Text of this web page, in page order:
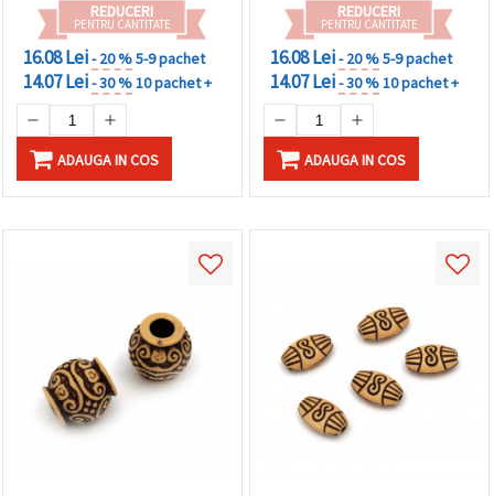
REDUCERI
PENTRU CANTITATE
16.08 Lei- 20 %5-9 pachet
14.07 Lei- 30 %10 pachet +
ADAUGA IN COS
REDUCERI
PENTRU CANTITATE
16.08 Lei- 20 %5-9 pachet
14.07 Lei- 30 %10 pachet +
ADAUGA IN COS